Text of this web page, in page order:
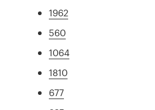
1962
560
1064
1810
677